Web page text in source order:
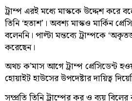
ট্রাম্প এরই মধ্যে মাস্ককে উদ্দেশ করে
তিনি ‘হতাশ’। অবশ্য মাস্কও মার্কিন
বলেননি। পাল্টা মন্তব্যে ট্রাম্পকে
করেছেন।
অথচ ক’মাস আগে ট্রাম্প প্রেসিডেন্ট
হোয়াইট হাউসের উপদেষ্টার দায়িত্ব
সম্প্রতি তিনি ট্রাম্পের কর ও ব্যয়